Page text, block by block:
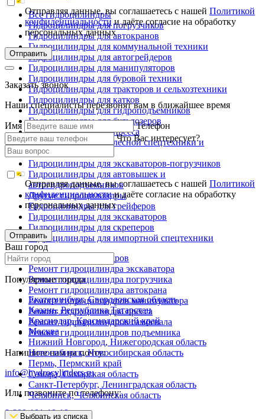
Все гидроцилиндры
Гидроцилиндры для погрузчиков
Гидроцилиндры для автокранов
Гидроцилиндры для коммунальной техники
Гидроцилиндры для автогрейдеров
Гидроцилиндры для манипуляторов
Гидроцилиндры для буровой техники
Гидроцилиндры для тракторов и сельхозтехники
Гидроцилиндры для катков
Гидроцилиндры для гидроподъемников
Гидроцилиндры для бульдозеров
Гидроцилиндры для пресса
Гидроцилиндры для лесной спецтехники и
металловозов
Гидроцилиндры для экскаваторов-погрузчиков
Гидроцилиндры для автовышек и
автогидроподъемников
Другие гидроцилиндры
Гидроцилиндры для грейферов
Гидроцилиндры для экскаваторов
Гидроцилиндры для скреперов
Гидроцилиндры для импортной спецтехники
Ремонт гидроцилиндров
Ремонт гидроцилиндра экскаватора
Ремонт гидроцилиндра погрузчика
Ремонт гидроцилиндра автокрана
Ремонт гидроцилиндров манипулятора
Ремонт гидроцилиндра пресса
Ремонт гидроцилиндров самосвала
Ремонт гидроцилиндров подъемника
Напишите нам на почту:
info@hydrocylinders.ru
Или позвоните по телефону:
8-800-101-19-19
Отправляя данные, вы соглашаетесь с нашейПолитикой
конфиденциальностии даёте согласие на обработку
персональных данных
Отправить
Заказать звонок
Наши специалисты перезвонят вам в ближайшее время
Имя
Телефон
Что Вас интересует?
Отправляя данные, вы соглашаетесь с нашейПолитикой
конфиденциальностии даёте согласие на обработку
персональных данных
Отправить
Ваш город
Популярные города
Екатеринбург, Свердловская область
Казань, Республика Татарстан
Краснодар, Краснодарский край
Москва
Нижний Новгород, Нижегородская область
Новосибирск, Новосибирская область
Пермь, Пермский край
Самара, Самарская область
Санкт-Петербург, Ленинградская область
Челябинск, Челябинская область
Выбрать из списка